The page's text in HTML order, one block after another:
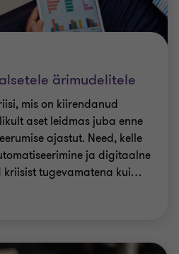
ärimudelitele
mis on kiirendanud
aset leidmas juba enne
ajastut. Need, kelle
ja digitaalne
tugevamatena kui…